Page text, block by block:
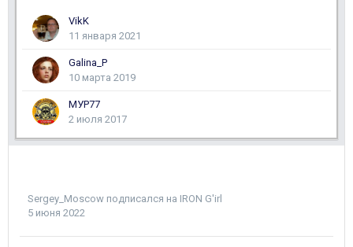
VikK
11 января 2021
Galina_P
10 марта 2019
МУР77
2 июля 2017
Sergey_Moscow подписался на IRON G'irl
5 июня 2022